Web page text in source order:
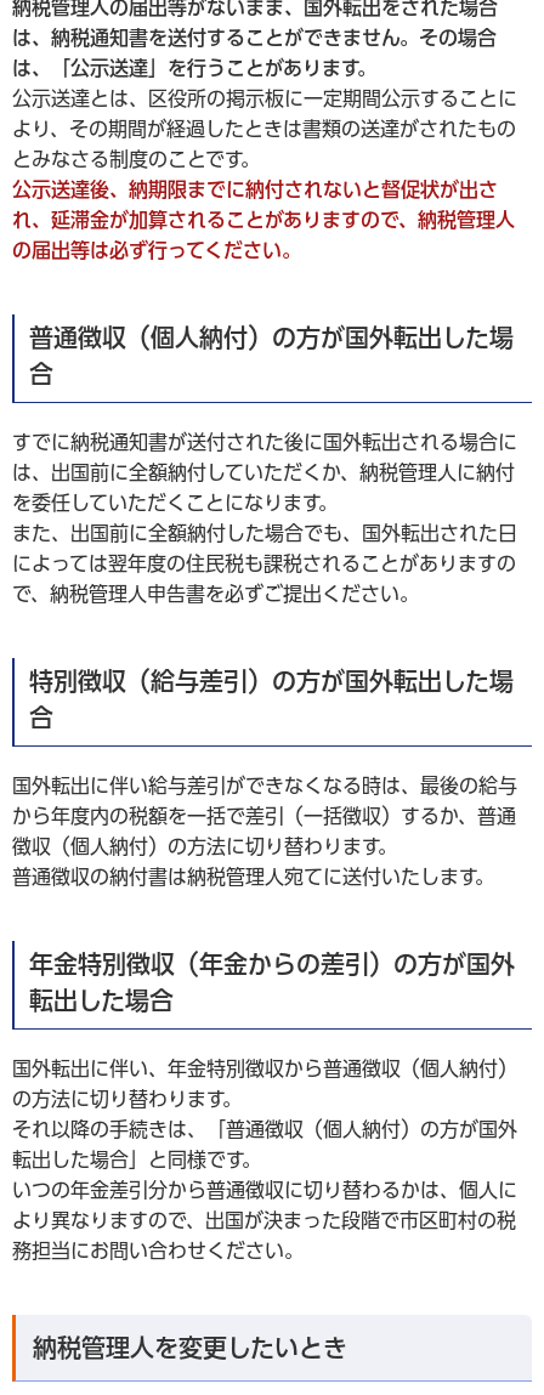
納税管理人の届出等がないまま、国外転出をされた場合
は、納税通知書を送付することができません。その場合
は、「公示送達」を行うことがあります。
公示送達とは、区役所の掲示板に一定期間公示することに
より、その期間が経過したときは書類の送達がされたもの
とみなさる制度のことです。
公示送達後、納期限までに納付されないと督促状が出さ
れ、延滞金が加算されることがありますので、納税管理人
の届出等は必ず行ってください。
普通徴収（個人納付）の方が国外転出した場
合
すでに納税通知書が送付された後に国外転出される場合に
は、出国前に全額納付していただくか、納税管理人に納付
を委任していただくことになります。
また、出国前に全額納付した場合でも、国外転出された日
によっては翌年度の住民税も課税されることがありますの
で、納税管理人申告書を必ずご提出ください。
特別徴収（給与差引）の方が国外転出した場
合
国外転出に伴い給与差引ができなくなる時は、最後の給与
から年度内の税額を一括で差引（一括徴収）するか、普通
徴収（個人納付）の方法に切り替わります。
普通徴収の納付書は納税管理人宛てに送付いたします。
年金特別徴収（年金からの差引）の方が国外
転出した場合
国外転出に伴い、年金特別徴収から普通徴収（個人納付）
の方法に切り替わります。
それ以降の手続きは、「普通徴収（個人納付）の方が国外
転出した場合」と同様です。
いつの年金差引分から普通徴収に切り替わるかは、個人に
より異なりますので、出国が決まった段階で市区町村の税
務担当にお問い合わせください。
納税管理人を変更したいとき